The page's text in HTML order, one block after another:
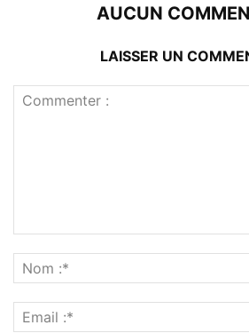
AUCUN
LAISSER UN